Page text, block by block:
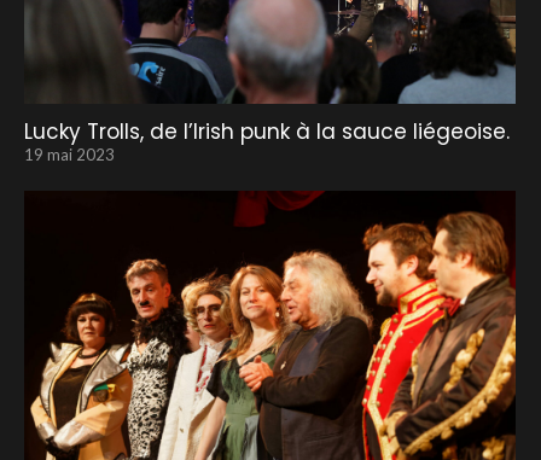
Lucky Trolls, de l’Irish punk à la sauce liégeoise.
19 mai 2023